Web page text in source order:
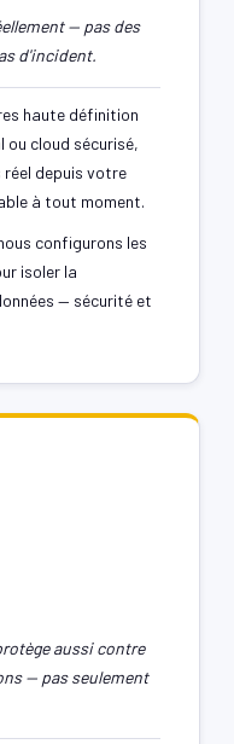
— pas des
d'incident.
haute définition
ou cloud sécurisé,
réel depuis votre
à tout moment.
configurons les
isoler la
— sécurité et
aussi contre
— pas seulement